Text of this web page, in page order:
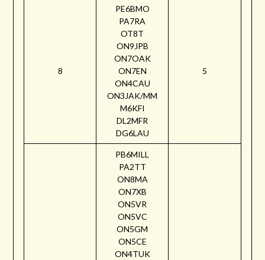
8
PE6BMO
PA7RA
OT8T
ON9JPB
ON7OAK
ON7EN
ON4CAU
ON3JAK/MM
M6KFI
DL2MFR
DG6LAU
5
PB6MILL
PA2TT
ON8MA
ON7XB
ON5VR
ON5VC
ON5GM
ON5CE
ON4TUK